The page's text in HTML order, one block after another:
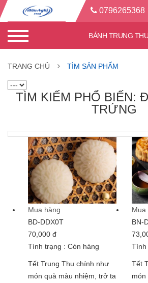
0796265368
TRANG CHỦ TÌM SẢN PHẨM
TÌM KIẾM PHỔ BIẾN:
TRỨNG
Mua hàng
BD-DDX0T
70,000 đ
Tình trạng : Còn hàng
Tết Trung Thu chính như
món quà màu nhiệm, trở ta
Mua
BN-
Tình
Tết
món